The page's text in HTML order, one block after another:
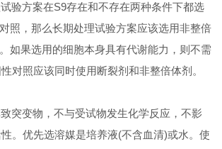
验方案在S9存在和不存在两种条件下都选
照，那么长期处理试验方案应该选用非整倍
如果选用的细胞本身具有代谢能力，则不需
性对照应该同时使用断裂剂和非整倍体剂。
突变物，不与受试物发生化学反应，不影
。优先选溶媒是培养液(不含血清)或水。使